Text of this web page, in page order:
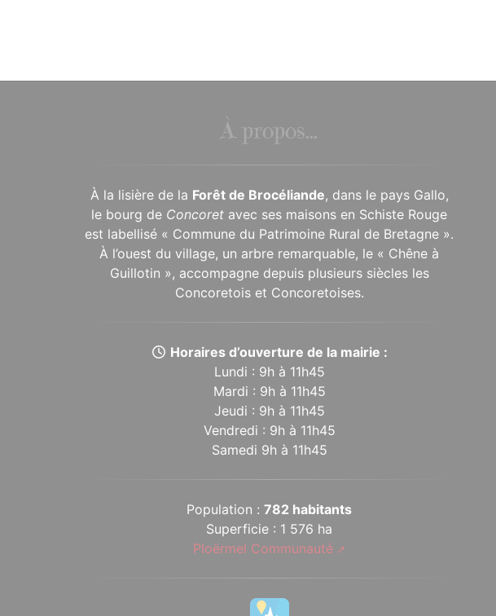
À propos...
À la lisière de la Forêt de Brocéliande, dans le pays Gallo,
le bourg de Concoret avec ses maisons en Schiste Rouge
est labellisé « Commune du Patrimoine Rural de Bretagne ».
À l’ouest du village, un arbre remarquable, le « Chêne à
Guillotin », accompagne depuis plusieurs siècles les
Concoretois et Concoretoises.
Horaires d’ouverture de la mairie :
Lundi : 9h à 11h45
Mardi : 9h à 11h45
Jeudi : 9h à 11h45
Vendredi : 9h à 11h45
Samedi 9h à 11h45
Population :782 habitants
Superficie : 1 576 ha
Ploërmel Communauté